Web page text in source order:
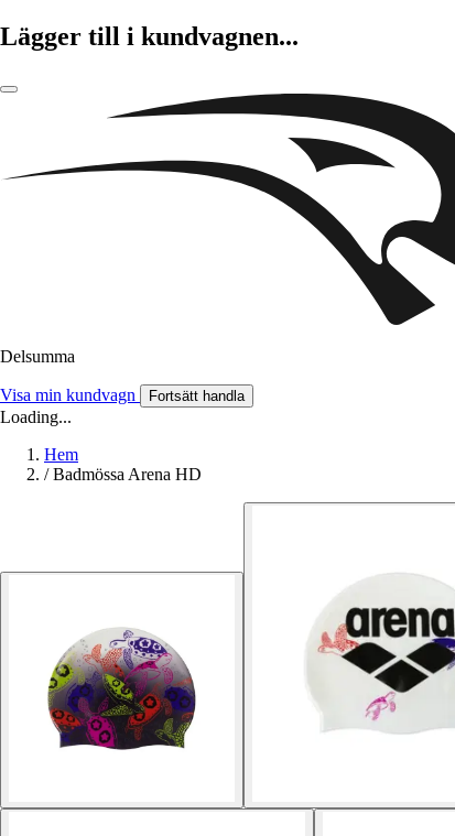
Lägger till i kundvagnen...
Delsumma
Visa min kundvagn Fortsätt handla
Loading...
Hem
/ Badmössa Arena HD